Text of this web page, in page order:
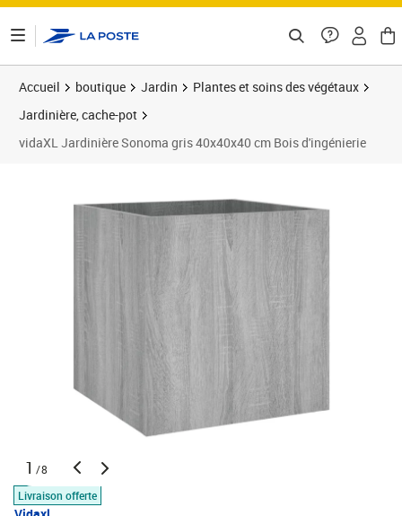
Accueil boutique Jardin
Plantes et soins des végétaux
Jardinière, cache-pot
vidaXL Jardinière Sonoma gris 40x40x40 cm Bois d'ingénierie
1 /8
Livraison offerte